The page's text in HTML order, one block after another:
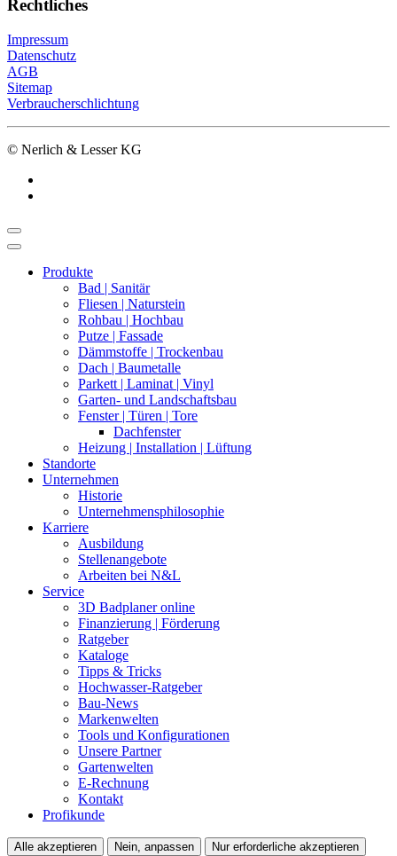
Rechtliches
Impressum
Datenschutz
AGB
Sitemap
Verbraucherschlichtung
© Nerlich & Lesser KG
Produkte
Bad | Sanitär
Fliesen | Naturstein
Rohbau | Hochbau
Putze | Fassade
Dämmstoffe | Trockenbau
Dach | Baumetalle
Parkett | Laminat | Vinyl
Garten- und Landschaftsbau
Fenster | Türen | Tore
Dachfenster
Heizung | Installation | Lüftung
Standorte
Unternehmen
Historie
Unternehmensphilosophie
Karriere
Ausbildung
Stellenangebote
Arbeiten bei N&L
Service
3D Badplaner online
Finanzierung | Förderung
Ratgeber
Kataloge
Tipps & Tricks
Hochwasser-Ratgeber
Bau-News
Markenwelten
Tools und Konfigurationen
Unsere Partner
Gartenwelten
E-Rechnung
Kontakt
Profikunde
Alle akzeptieren Nein, anpassen Nur erforderliche akzeptieren